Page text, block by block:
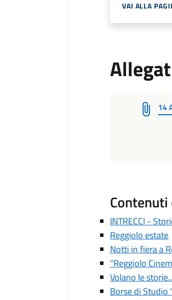
VAI ALLA
14
INTRECCI -
Reggiolo estate
Notti in fiera a
"Reggiolo
Volano le
Borse di Studio